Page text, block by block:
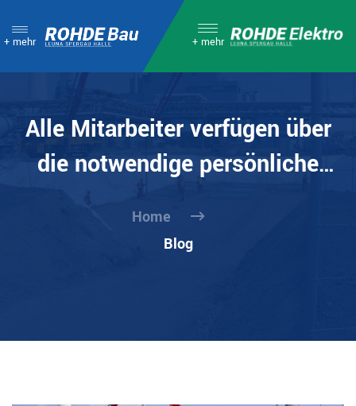
+ mehr + mehr
Alle Mitarbeiter verfügen über
die notwendige persönliche
Schutzausrüstung:
Home
Blog